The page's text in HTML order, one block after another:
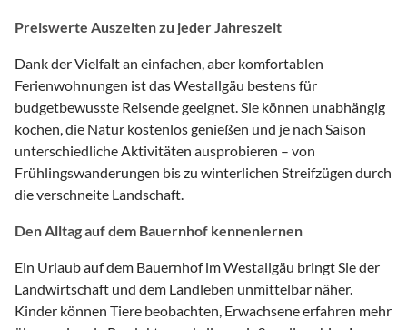
Preiswerte Auszeiten zu jeder Jahreszeit
Dank der Vielfalt an einfachen, aber komfortablen
Ferienwohnungen ist das Westallgäu bestens für
budgetbewusste Reisende geeignet. Sie können unabhängig
kochen, die Natur kostenlos genießen und je nach Saison
unterschiedliche Aktivitäten ausprobieren – von
Frühlingswanderungen bis zu winterlichen Streifzügen durch
die verschneite Landschaft.
Den Alltag auf dem Bauernhof kennenlernen
Ein Urlaub auf dem Bauernhof im Westallgäu bringt Sie der
Landwirtschaft und dem Landleben unmittelbar näher.
Kinder können Tiere beobachten, Erwachsene erfahren mehr